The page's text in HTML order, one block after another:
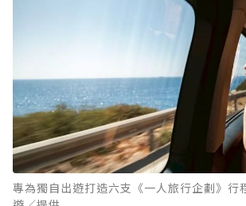
專為獨自出遊打造六支《一人旅行企劃》